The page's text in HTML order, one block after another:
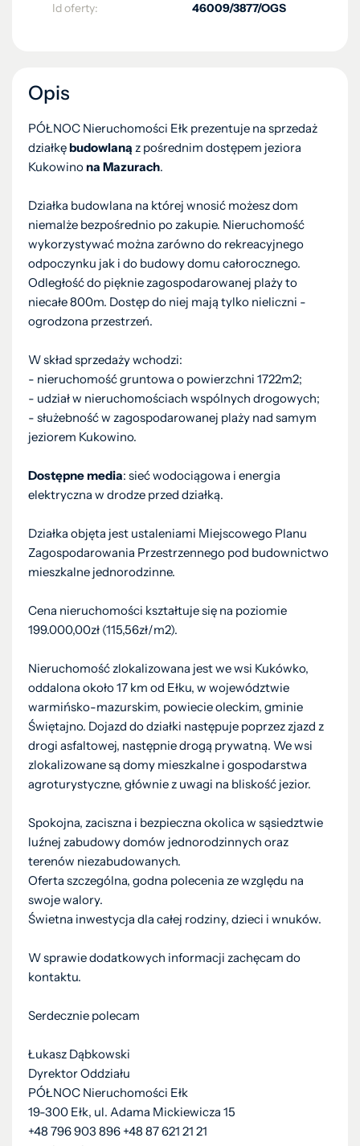
Id oferty: 46009/3877/OGS
Opis
PÓŁNOC Nieruchomości Ełk prezentuje na sprzedaż
działkębudowlaną z pośrednim dostępem jeziora
Kukowinona Mazurach.
Działka budowlana na której wnosić możesz dom
niemalże bezpośrednio po zakupie. Nieruchomość
wykorzystywać można zarówno do rekreacyjnego
odpoczynku jak i do budowy domu całorocznego.
Odległość do pięknie zagospodarowanej plaży to
niecałe 800m. Dostęp do niej mają tylko nieliczni -
ogrodzona przestrzeń.
W skład sprzedaży wchodzi:
- nieruchomość gruntowa o powierzchni 1722m2;
- udział w nieruchomościach wspólnych drogowych;
- służebność w zagospodarowanej plaży nad samym
jeziorem Kukowino.
Dostępne media: sieć wodociągowa i energia
elektryczna w drodze przed działką.
Działka objęta jest ustaleniami Miejscowego Planu
Zagospodarowania Przestrzennego pod budownictwo
mieszkalne jednorodzinne.
Cena nieruchomości kształtuje się na poziomie
199.000,00zł (115,56zł/m2).
Nieruchomość zlokalizowana jest we wsi Kukówko,
oddalona około 17 km od Ełku, w województwie
warmińsko-mazurskim, powiecie oleckim, gminie
Świętajno. Dojazd do działki następuje poprzez zjazd z
drogi asfaltowej, następnie drogą prywatną. We wsi
zlokalizowane są domy mieszkalne i gospodarstwa
agroturystyczne, głównie z uwagi na bliskość jezior.
Spokojna, zaciszna i bezpieczna okolica w sąsiedztwie
luźnej zabudowy domów jednorodzinnych oraz
terenów niezabudowanych.
Oferta szczególna, godna polecenia ze względu na
swoje walory.
Świetna inwestycja dla całej rodziny, dzieci i wnuków.
W sprawie dodatkowych informacji zachęcam do
kontaktu.
Serdecznie polecam
Łukasz Dąbkowski
Dyrektor Oddziału
PÓŁNOC Nieruchomości Ełk
19-300 Ełk, ul. Adama Mickiewicza 15
+48 796 903 896 +48 87 621 21 21